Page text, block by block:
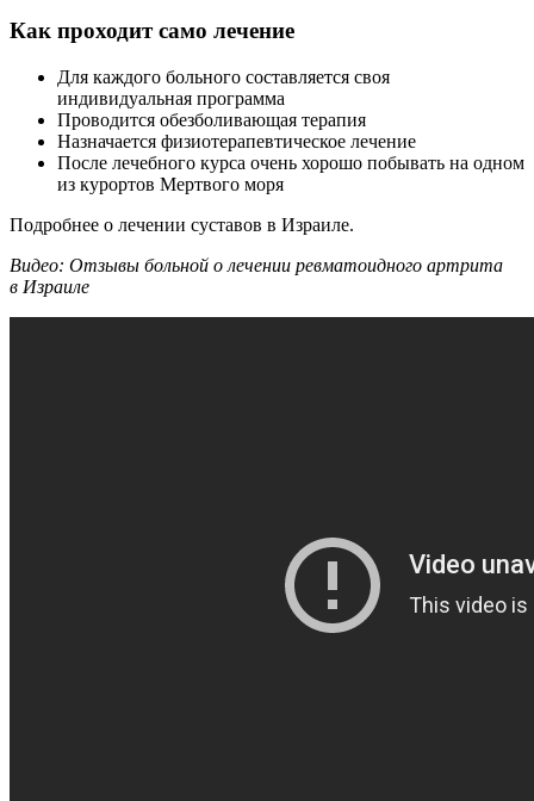
Как проходит само лечение
Для каждого больного составляется своя
индивидуальная программа
Проводится обезболивающая терапия
Назначается физиотерапевтическое лечение
После лечебного курса очень хорошо побывать на одном
из курортов Мертвого моря
Подробнее о лечении суставов в Израиле.
Видео: Отзывы больной о лечении ревматоидного артрита
в Израиле